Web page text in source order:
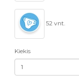
52 vnt.
Kiekis